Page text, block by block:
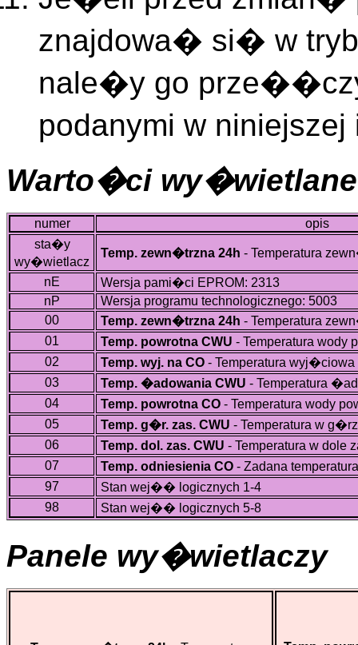
znajdowa� si� w
nale�y go
podanymi w
Warto�ci wy�wietlane
numer
opis
sta�y
wy�wietlacz
Temp. zewn�trzna 24h - Temperatura
nE
Wersja pami�ci EPROM: 2313
nP
Wersja programu technologicznego: 5003
00
Temp. zewn�trzna 24h - Temperatura
01
Temp. powrotna CWU - Temperatura wody
02
Temp. wyj. na CO- Temperatura wyj�ciowa
03
Temp. �adowania CWU - Temperatura
04
Temp. powrotna CO- Temperatura wody
05
Temp. g�r. zas. CWU - Temperatura w
06
Temp. dol. zas. CWU - Temperatura w dole
07
Temp. odniesienia CO- Zadana
97
Stan wej�� logicznych 1-4
98
Stan wej�� logicznych 5-8
Panele wy�wietlaczy